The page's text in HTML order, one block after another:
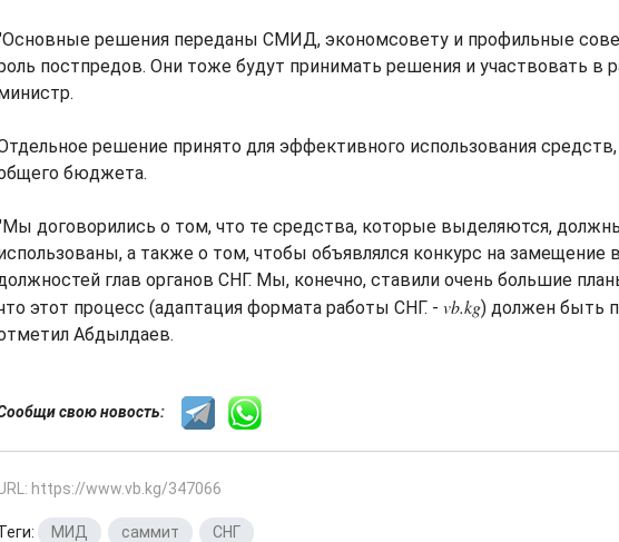
решения переданы СМИД, экономсовету и профильные
постпредов. Они тоже будут принимать решения и участвовать в
решение принято для эффективного использования
бюджета.
договорились о том, что те средства, которые выделяются,
а также о том, чтобы объявлялся конкурс на замещение
глав органов СНГ. Мы, конечно, ставили очень большие
этот процесс (адаптация формата работы СНГ. - vb.kg) должен быть
Абдылдаев.
свою новость:
https://www.vb.kg/347066
МИД саммит СНГ